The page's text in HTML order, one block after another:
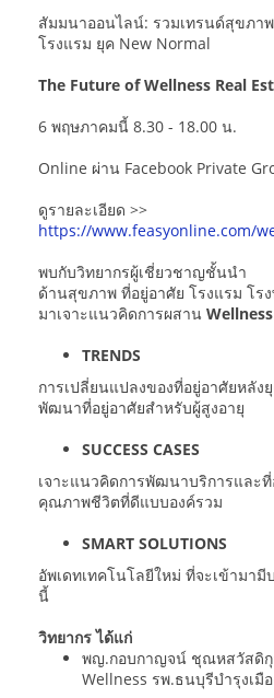
สัมมนาออนไลน์: รวมเทรนด์สุขภา
โรงแรม ยุค New Normal
The Future of Wellness Real
6 พฤษภาคมนี้ 8.30 - 18.00 น.
Online ผ่าน Facebook Private
ดูรายละเอียด >>
https://www.feasyonline.com/
พบกับวิทยากรผู้เชี่ยวชาญชั้นนำ
ด้านสุขภาพ ที่อยู่อาศัย โรงแรม โร
มาเจาะแนวคิดการผสาน Wellness
TRENDS
การเปลี่ยนแปลงของที่อยู่อาศัยหลัง
พัฒนาที่อยู่อาศัยสำหรับผู้สูงอายุ
SUCCESS CASES
เจาะแนวคิดการพัฒนาบริการและ
คุณภาพชีวิตที่ดีแบบองค์รวม
SMART SOLUTIONS
อัพเดทเทคโนโลยีใหม่ ที่จะเข้ามา
นี้
วิทยากร ได้แก่
พญ.กอบกาญจน์ ชุณหสวัสดิกุ
Wellness รพ.ธนบุรีบำรุงเมือ